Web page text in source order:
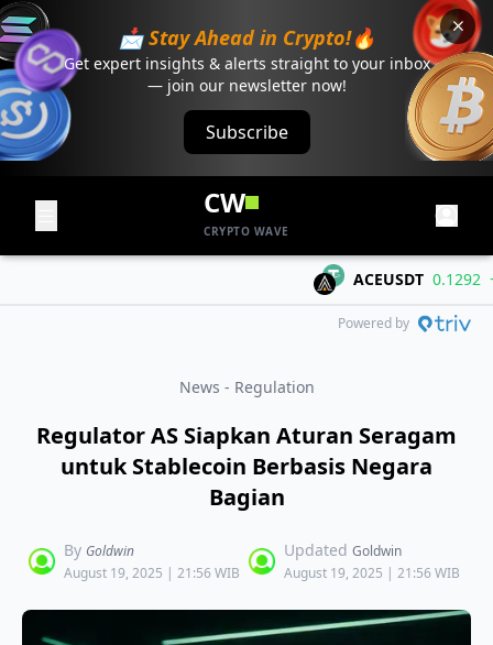
📩 Stay Ahead in Crypto!🔥
Get expert insights & alerts straight to your inbox
— join our newsletter now!
Subscribe
CW
CRYPTO WAVE
ACEUSDT 0.1292
Powered by
News - Regulation
Regulator AS Siapkan Aturan Seragam
untuk Stablecoin Berbasis Negara
Bagian
By Goldwin
August 19, 2025 | 21:56 WIB
Updated Goldwin
August 19, 2025 | 21:56 WIB